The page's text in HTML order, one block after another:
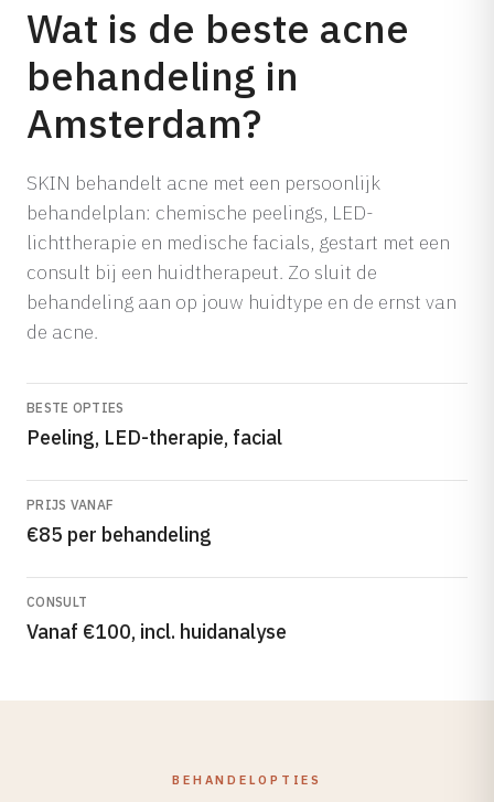
Wat is de beste acne
behandeling in
Amsterdam?
SKIN behandelt acne met een persoonlijk
behandelplan: chemische peelings, LED-
lichttherapie en medische facials, gestart met een
consult bij een huidtherapeut. Zo sluit de
behandeling aan op jouw huidtype en de ernst van
de acne.
BESTE OPTIES
Peeling, LED-therapie, facial
PRIJS VANAF
€85 per behandeling
CONSULT
Vanaf €100, incl. huidanalyse
BEHANDELOPTIES